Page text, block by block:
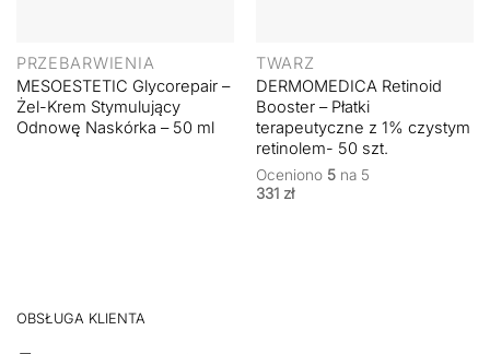
PRZEBARWIENIA
MESOESTETIC Glycorepair –
Żel-Krem Stymulujący
Odnowę Naskórka – 50 ml
TWARZ
DERMOMEDICA Retinoid
Booster – Płatki
terapeutyczne z 1% czystym
retinolem- 50 szt.
Oceniono 5na 5
331 zł
OBSŁUGA KLIENTA